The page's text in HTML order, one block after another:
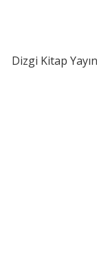
Dizgi Kitap